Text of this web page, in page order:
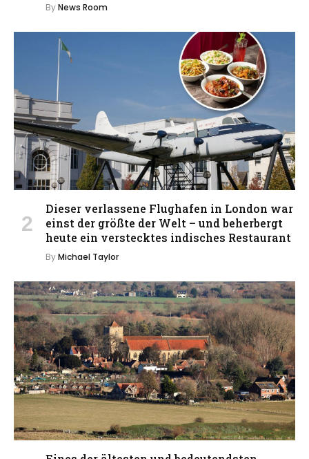
ByNews Room
Dieser verlassene Flughafen in London war
einst der größte der Welt – und beherbergt
heute ein verstecktes indisches Restaurant
ByMichael Taylor